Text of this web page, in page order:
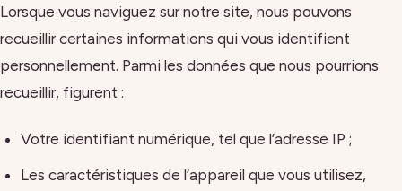
Lorsque vous naviguez sur notre site, nous pouvons
recueillir certaines informations qui vous identifient
personnellement. Parmi les données que nous pourrions
recueillir, figurent :
Votre identifiant numérique, tel que l’adresse IP ;
Les caractéristiques de l’appareil que vous utilisez,